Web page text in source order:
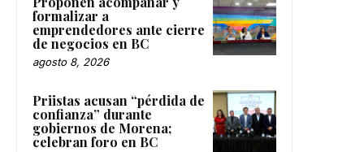
formalizar a
emprendedores ante cierre
de negocios en BC
agosto 8, 2026
Priistas acusan “pérdida de
confianza” durante
gobiernos de Morena;
celebran foro en BC